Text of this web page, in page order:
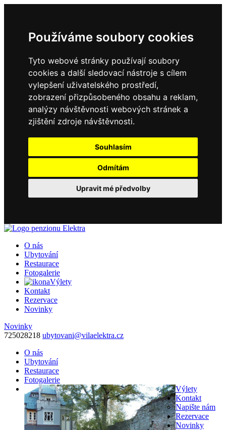
Používáme soubory cookies
Tyto webové stránky používají soubory
cookies a další sledovací nástroje s cílem
vylepšení uživatelského prostředí,
zobrazení přizpůsobeného obsahu a reklam,
analýzy návštěvnosti webových stránek a
zjištění zdroje návštěvnosti.
Souhlasím
Odmítám
Upravit mé předvolby
O nás
Ubytování
Restaurace
Fotogalerie
Výlety
Kontakt
Rezervace
Novinky
Novinky
725028218 ubytovani@vilaelektra.cz
O nás
Ubytování
Restaurace
Fotogalerie
Výlety
Kontakt
Napište nám
Rezervace
Novinky